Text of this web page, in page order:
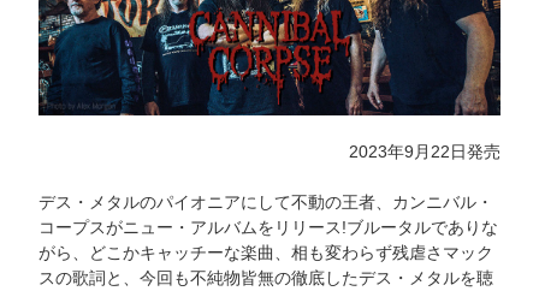
2023年9月22日発売
デス・メタルのパイオニアにして不動の王者、カンニバル・
コープスがニュー・アルバムをリリース!ブルータルでありな
がら、どこかキャッチーな楽曲、相も変わらず残虐さマック
スの歌詞と、今回も不純物皆無の徹底したデス・メタルを聴